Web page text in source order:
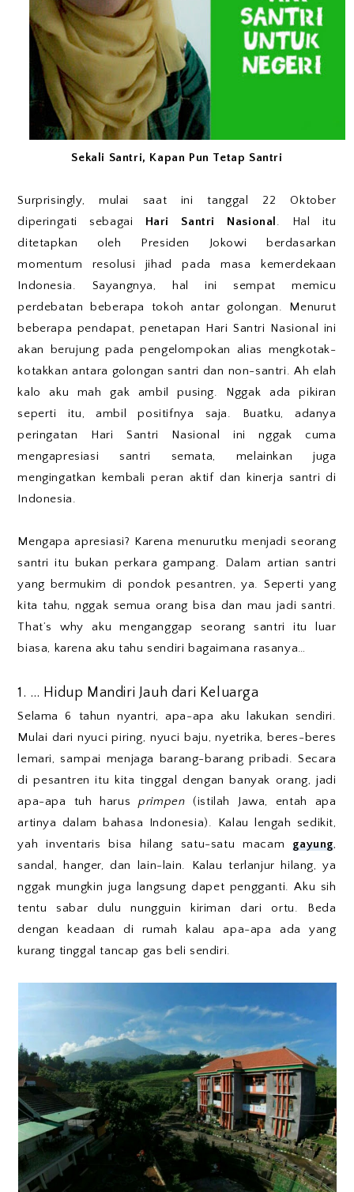
Sekali Santri, Kapan Pun Tetap Santri
Surprisingly, mulai saat ini tanggal 22 Oktober
diperingati sebagai Hari Santri Nasional. Hal itu
ditetapkan oleh Presiden Jokowi berdasarkan
momentum resolusi jihad pada masa kemerdekaan
Indonesia. Sayangnya, hal ini sempat memicu
perdebatan beberapa tokoh antar golongan. Menurut
beberapa pendapat, penetapan Hari Santri Nasional ini
akan berujung pada pengelompokan alias mengkotak-
kotakkan antara golongan santri dan non-santri. Ah elah
kalo aku mah gak ambil pusing. Nggak ada pikiran
seperti itu, ambil positifnya saja. Buatku, adanya
peringatan Hari Santri Nasional ini nggak cuma
mengapresiasi santri semata, melainkan juga
mengingatkan kembali peran aktif dan kinerja santri di
Indonesia.
Mengapa apresiasi? Karena menurutku menjadi seorang
santri itu bukan perkara gampang. Dalam artian santri
yang bermukim di pondok pesantren, ya. Seperti yang
kita tahu, nggak semua orang bisa dan mau jadi santri.
That’s why aku menganggap seorang santri itu luar
biasa, karena aku tahu sendiri bagaimana rasanya…
1. … Hidup Mandiri Jauh dari Keluarga
Selama 6 tahun nyantri, apa-apa aku lakukan sendiri.
Mulai dari nyuci piring, nyuci baju, nyetrika, beres-beres
lemari, sampai menjaga barang-barang pribadi. Secara
di pesantren itu kita tinggal dengan banyak orang, jadi
apa-apa tuh harusprimpen (istilah Jawa, entah apa
artinya dalam bahasa Indonesia). Kalau lengah sedikit,
yah inventaris bisa hilang satu-satu macamgayung,
sandal, hanger, dan lain-lain. Kalau terlanjur hilang, ya
nggak mungkin juga langsung dapet pengganti. Aku sih
tentu sabar dulu nungguin kiriman dari ortu. Beda
dengan keadaan di rumah kalau apa-apa ada yang
kurang tinggal tancap gas beli sendiri.